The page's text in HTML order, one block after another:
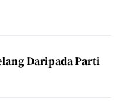
Daripada Parti